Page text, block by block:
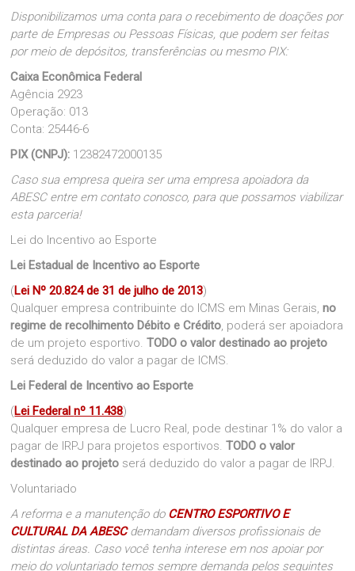
Disponibilizamos uma conta para o recebimento de doações por
parte de Empresas ou Pessoas Físicas, que podem ser feitas
por meio de depósitos, transferências ou mesmo PIX:
Caixa Econômica Federal
Agência 2923
Operação: 013
Conta: 25446-6
PIX (CNPJ): 12382472000135
Caso sua empresa queira ser uma empresa apoiadora da
ABESC entre em contato conosco, para que possamos viabilizar
esta parceria!
Lei do Incentivo ao Esporte
Lei Estadual de Incentivo ao Esporte
(Lei Nº 20.824 de 31 de julho de 2013)
Qualquer empresa contribuinte do ICMS em Minas Gerais,no
regime de recolhimento Débito e Crédito, poderá ser apoiadora
de um projeto esportivo.TODO o valor destinado ao projeto
será deduzido do valor a pagar de ICMS.
Lei Federal de Incentivo ao Esporte
(Lei Federalnº 11.438)
Qualquer empresa de Lucro Real, pode destinar 1% do valor a
pagar de IRPJ para projetos esportivos.TODO o valor
destinado ao projeto será deduzido do valor a pagar de IRPJ.
Voluntariado
A reforma e a manutenção do CENTRO ESPORTIVO E
CULTURAL DA ABESCdemandam diversos profissionais de
distintas áreas. Caso você tenha interese em nos apoiar por
meio do voluntariado temos sempre demanda pelos seguintes